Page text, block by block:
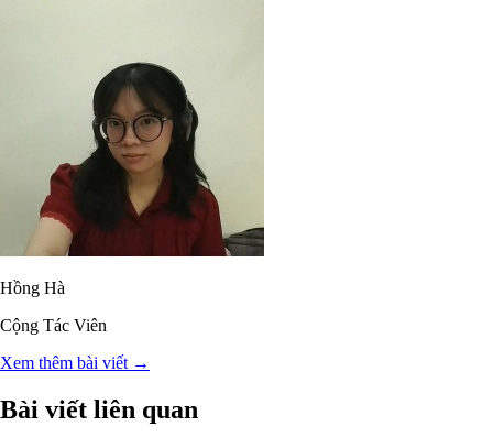
Hồng Hà
Cộng Tác Viên
Xem thêm bài viết →
Bài viết liên quan